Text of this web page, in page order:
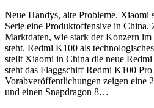
Neue Handys, alte Probleme. Xiaomi
Serie eine Produktoffensive in China.
Marktdaten, wie stark der Konzern
steht. Redmi K100 als
stellt Xiaomi in China die neue
steht das Flaggschiff Redmi K100
Vorabveröffentlichungen zeigen eine
und einen Snapdragon 8…